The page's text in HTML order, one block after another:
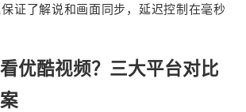
证了解说和画面同步，延迟控制在毫秒
优酷视频？三大平台对比